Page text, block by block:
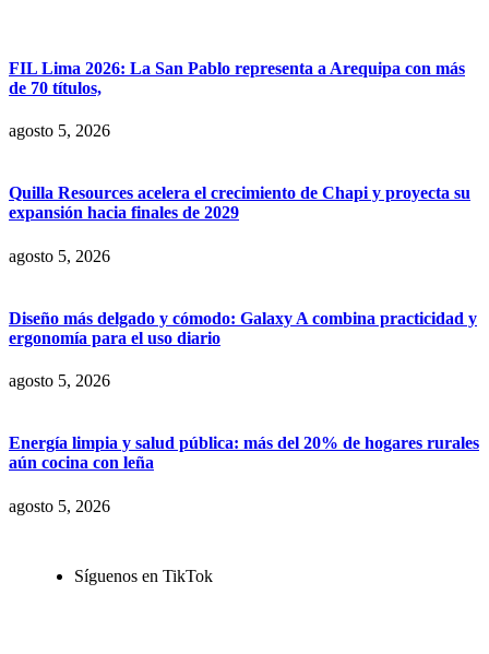
FIL Lima 2026: La San Pablo representa a Arequipa con más
de 70 títulos,
agosto 5, 2026
Quilla Resources acelera el crecimiento de Chapi y proyecta su
expansión hacia finales de 2029
agosto 5, 2026
Diseño más delgado y cómodo: Galaxy A combina practicidad y
ergonomía para el uso diario
agosto 5, 2026
Energía limpia y salud pública: más del 20% de hogares rurales
aún cocina con leña
agosto 5, 2026
Síguenos en TikTok